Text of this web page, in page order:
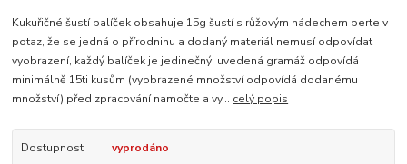
Kukuřičné šustí balíček obsahuje 15g šustí s růžovým nádechem berte v
potaz, že se jedná o přírodninu a dodaný materiál nemusí odpovídat
vyobrazení, každý balíček je jedinečný! uvedená gramáž odpovídá
minimálně 15ti kusům (vyobrazené množství odpovídá dodanému
množství) před zpracování namočte a vy... celý popis
Dostupnost
vyprodáno